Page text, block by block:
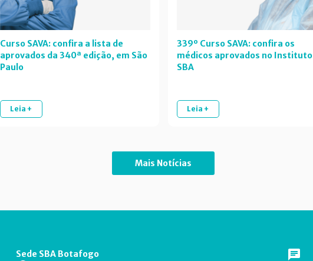
Curso SAVA: confira a lista de
aprovados da 340ª edição, em São
Paulo
Leia +
339º Curso SAVA: confira os
médicos aprovados no Instituto
SBA
Leia +
Mais Notícias
Sede SBA Botafogo